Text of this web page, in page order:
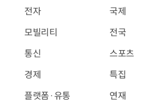
전자
모빌리티
통신
경제
플랫폼·유통
국제
전국
스포츠
특집
연재